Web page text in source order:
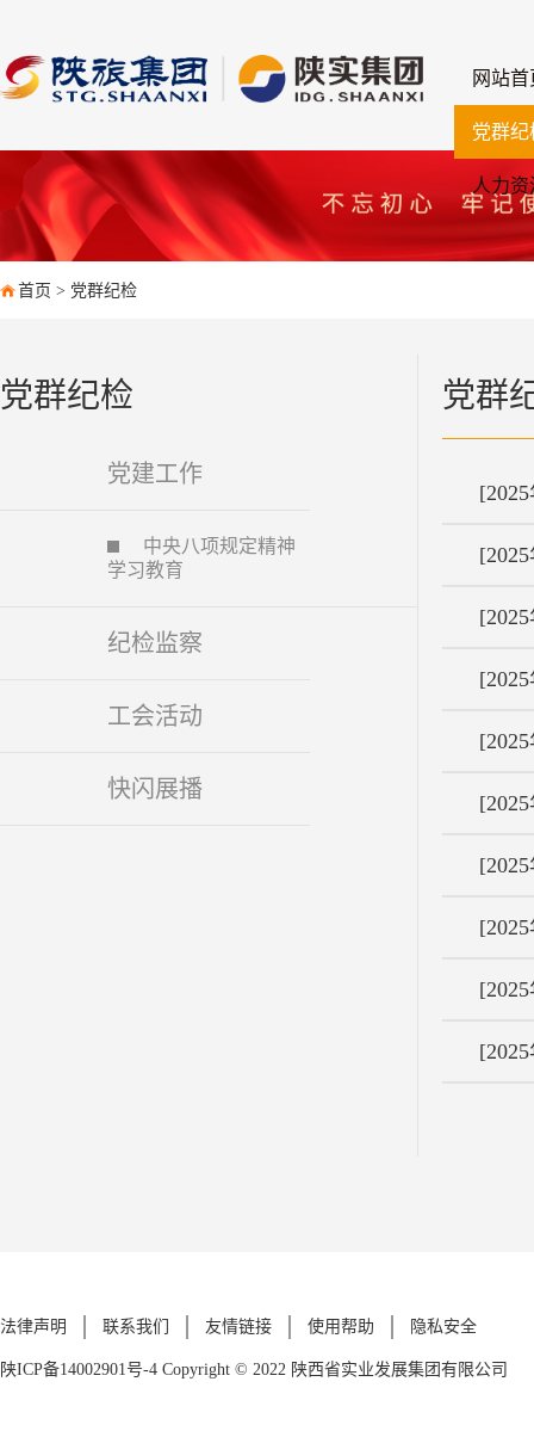
网站首
党群纪
人力资
首页 > 党群纪检
党群纪检
党建工作
中央八项规定精神
学习教育
纪检监察
工会活动
快闪展播
党群
法律声明 联系我们 友情链接 使用帮助 隐私安全
陕ICP备14002901号-4 Copyright © 2022 陕西省实业发展集团有限公司